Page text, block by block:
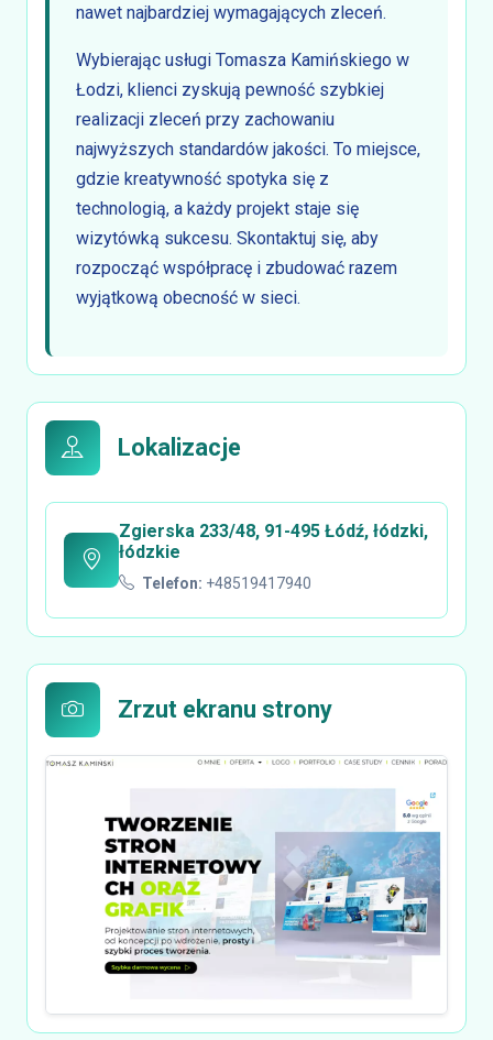
nawet najbardziej wymagających zleceń.
Wybierając usługi Tomasza Kamińskiego w
Łodzi, klienci zyskują pewność szybkiej
realizacji zleceń przy zachowaniu
najwyższych standardów jakości. To miejsce,
gdzie kreatywność spotyka się z
technologią, a każdy projekt staje się
wizytówką sukcesu. Skontaktuj się, aby
rozpocząć współpracę i zbudować razem
wyjątkową obecność w sieci.
Lokalizacje
Zgierska 233/48, 91-495 Łódź, łódzki,
łódzkie
Telefon: +48519417940
Zrzut ekranu strony